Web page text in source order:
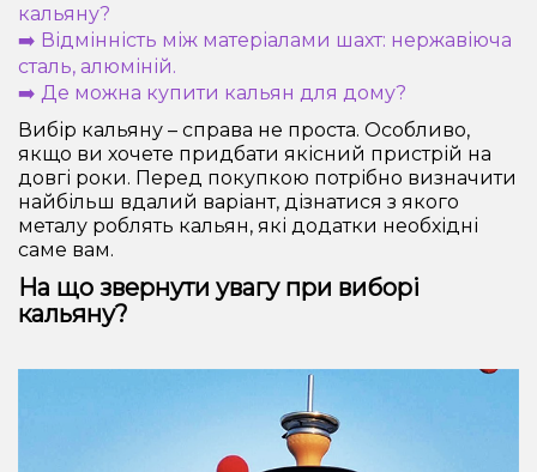
кальяну?
➡️ Відмінність між матеріалами шахт: нержавіюча
сталь, алюміній.
➡️ Де можна купити кальян для дому?
Вибір кальяну – справа не проста. Особливо,
якщо ви хочете придбати якісний пристрій на
довгі роки. Перед покупкою потрібно визначити
найбільш вдалий варіант, дізнатися з якого
металу роблять кальян, які додатки необхідні
саме вам.
На що звернути увагу при виборі
кальяну?